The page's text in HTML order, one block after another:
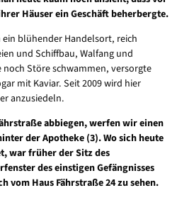
Häuser ein Geschäft beherbergte.
ein blühender Handelsort, reich
und Schiffbau, Walfang und
noch Störe schwammen, versorgte
mit Kaviar. Seit 2009 wird hier
anzusiedeln.
abbiegen, werfen wir einen
der Apotheke (3). Wo sich heute
war früher der Sitz des
des einstigen Gefängnisses
vom Haus Fährstraße 24 zu sehen.